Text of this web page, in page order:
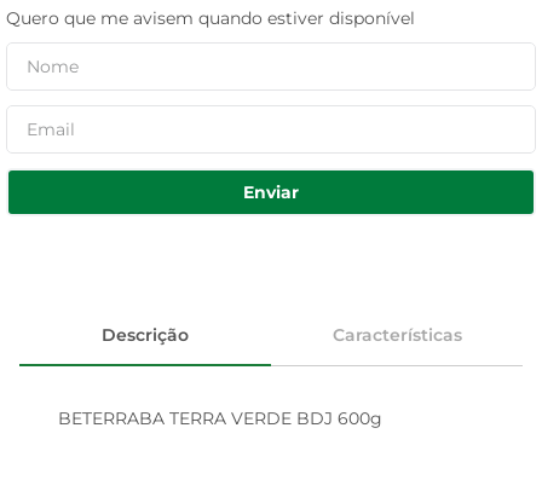
Quero que me avisem quando estiver disponível
Enviar
Descrição Características
BETERRABA TERRA VERDE BDJ 600g